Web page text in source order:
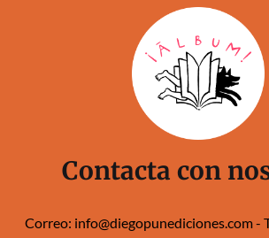
Contacta con
Correo: info@diegopunediciones.com-